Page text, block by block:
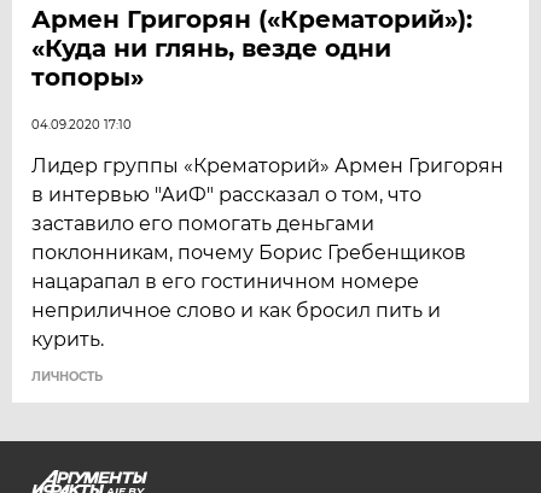
Армен Григорян («Крематорий»):
«Куда ни глянь, везде одни
топоры»
04.09.2020 17:10
Лидер группы «Крематорий» Армен Григорян
в интервью "АиФ" рассказал о том, что
заставило его помогать деньгами
поклонникам, почему Борис Гребенщиков
нацарапал в его гостиничном номере
неприличное слово и как бросил пить и
курить.
ЛИЧНОСТЬ